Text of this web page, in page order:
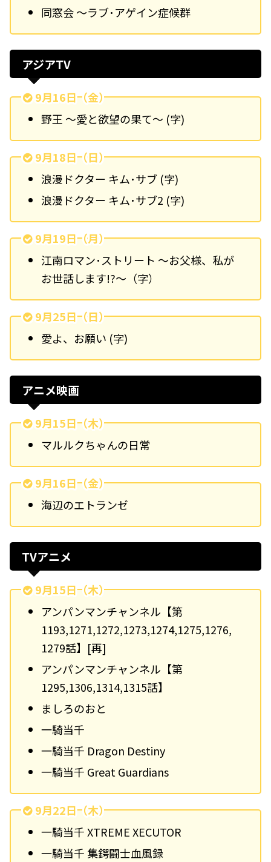
同窓会 ～ラブ･アゲイン症候群
アジアTV
9月16日（金）
野王 ～愛と欲望の果て～ (字)
9月18日（日）
浪漫ドクター キム･サブ (字)
浪漫ドクター キム･サブ2 (字)
9月19日（月）
江南ロマン･ストリート ～お父様、私が
お世話します!?～（字）
9月25日（日）
愛よ、お願い (字)
アニメ映画
9月15日（木）
マルルクちゃんの日常
9月16日（金）
海辺のエトランゼ
TVアニメ
9月15日（木）
アンパンマンチャンネル【第
1193,1271,1272,1273,1274,1275,1276,
1279話】[再]
アンパンマンチャンネル【第
1295,1306,1314,1315話】
ましろのおと
一騎当千
一騎当千 Dragon Destiny
一騎当千 Great Guardians
9月22日（木）
一騎当千 XTREME XECUTOR
一騎当千 集鍔闘士血風録